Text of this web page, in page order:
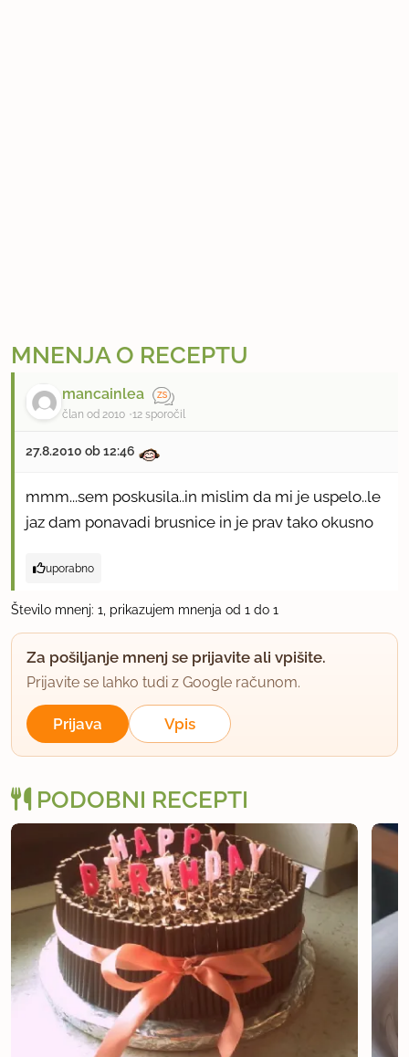
MNENJA O RECEPTU
mancainlea
član od 2010 12 sporočil
27.8.2010 ob 12:46
mmm...sem poskusila..in mislim da mi je uspelo..le
jaz dam ponavadi brusnice in je prav tako okusno
uporabno
Število mnenj: 1, prikazujem mnenja od 1 do 1
Za pošiljanje mnenj se prijavite ali vpišite.
Prijavite se lahko tudi z Google računom.
Prijava Vpis
PODOBNI RECEPTI